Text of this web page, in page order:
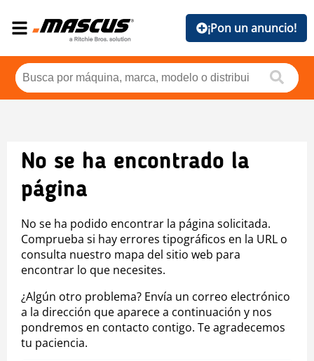
¡Pon un anuncio!
No se ha encontrado la
página
No se ha podido encontrar la página solicitada.
Comprueba si hay errores tipográficos en la URL o
consulta nuestro mapa del sitio web para
encontrar lo que necesites.
¿Algún otro problema? Envía un correo electrónico
a la dirección que aparece a continuación y nos
pondremos en contacto contigo. Te agradecemos
tu paciencia.